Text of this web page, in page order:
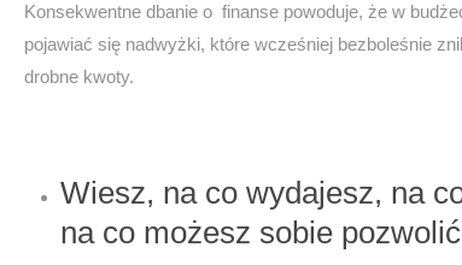
Konsekwentne dbanie o finanse powoduje, że w
pojawiać się nadwyżki, które wcześniej bezboleśnie
drobne kwoty.
Wiesz, na co wydajesz, na
na co możesz sobie pozwolić